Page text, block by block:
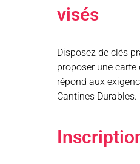
visés
Disposez de clés
proposer une
répond aux
Cantines Durables.